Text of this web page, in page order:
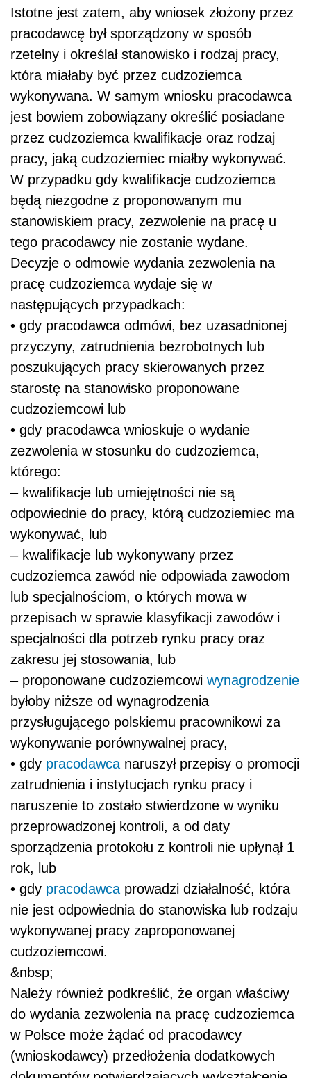
Istotne jest zatem, aby wniosek złożony przez
pracodawcę był sporządzony w sposób
rzetelny i określał stanowisko i rodzaj pracy,
która miałaby być przez cudzoziemca
wykonywana. W samym wniosku pracodawca
jest bowiem zobowiązany określić posiadane
przez cudzoziemca kwalifikacje oraz rodzaj
pracy, jaką cudzoziemiec miałby wykonywać.
W przypadku gdy kwalifikacje cudzoziemca
będą niezgodne z proponowanym mu
stanowiskiem pracy, zezwolenie na pracę u
tego pracodawcy nie zostanie wydane.
Decyzje o odmowie wydania zezwolenia na
pracę cudzoziemca wydaje się w
następujących przypadkach:
• gdy pracodawca odmówi, bez uzasadnionej
przyczyny, zatrudnienia bezrobotnych lub
poszukujących pracy skierowanych przez
starostę na stanowisko proponowane
cudzoziemcowi lub
• gdy pracodawca wnioskuje o wydanie
zezwolenia w stosunku do cudzoziemca,
którego:
– kwalifikacje lub umiejętności nie są
odpowiednie do pracy, którą cudzoziemiec ma
wykonywać, lub
– kwalifikacje lub wykonywany przez
cudzoziemca zawód nie odpowiada zawodom
lub specjalnościom, o których mowa w
przepisach w sprawie klasyfikacji zawodów i
specjalności dla potrzeb rynku pracy oraz
zakresu jej stosowania, lub
– proponowane cudzoziemcowi wynagrodzenie
byłoby niższe od wynagrodzenia
przysługującego polskiemu pracownikowi za
wykonywanie porównywalnej pracy,
• gdy pracodawca naruszył przepisy o promocji
zatrudnienia i instytucjach rynku pracy i
naruszenie to zostało stwierdzone w wyniku
przeprowadzonej kontroli, a od daty
sporządzenia protokołu z kontroli nie upłynął 1
rok, lub
• gdy pracodawca prowadzi działalność, która
nie jest odpowiednia do stanowiska lub rodzaju
wykonywanej pracy zaproponowanej
cudzoziemcowi.
&nbsp;
Należy również podkreślić, że organ właściwy
do wydania zezwolenia na pracę cudzoziemca
w Polsce może żądać od pracodawcy
(wnioskodawcy) przedłożenia dodatkowych